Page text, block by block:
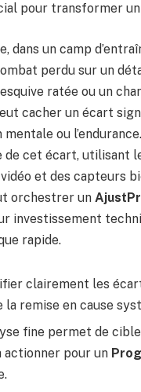
pour transformer
dans un camp
perdu sur un
ratée ou un
cacher un écart
ou
de cet écart, utilisant
et des capteurs
orchestrer un
investissement
rapide.
clairement les
la remise en cause
fine permet de
actionner pour un